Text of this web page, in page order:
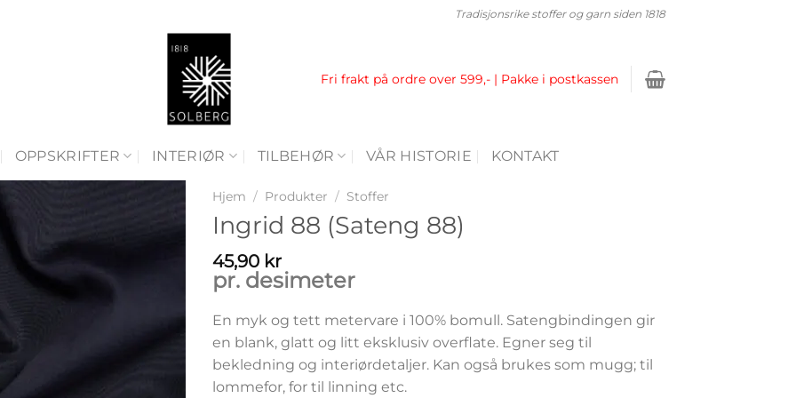
Tradisjonsrike stoffer og garn siden 1818
Fri frakt på ordre over 599,- | Pakke i postkassen
OPPSKRIFTER INTERIØR TILBEHØR VÅR HISTORIE KONTAKT
Hjem / Produkter / Stoffer
Ingrid 88 (Sateng 88)
45,90 kr
pr. desimeter
En myk og tett metervare i 100% bomull. Satengbindingen gir
en blank, glatt og litt eksklusiv overflate. Egner seg til
bekledning og interiørdetaljer. Kan også brukes som mugg; til
lommefor, for til linning etc.